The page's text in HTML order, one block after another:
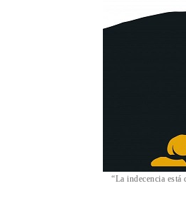
“La indecencia está